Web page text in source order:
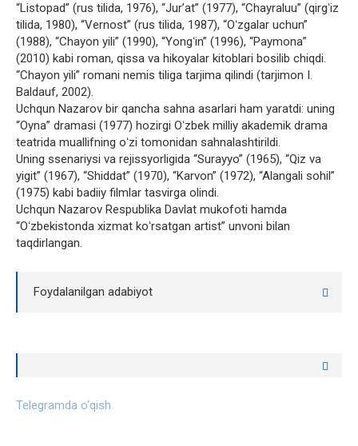
“Listopad” (rus tilida, 1976), “Jurʼat” (1977), “Chayraluu” (qirgʻiz
tilida, 1980), “Vernost” (rus tilida, 1987), “Oʻzgalar uchun”
(1988), “Chayon yili” (1990), “Yongʻin” (1996), “Paymona”
(2010) kabi roman, qissa va hikoyalar kitoblari bosilib chiqdi.
“Chayon yili” romani nemis tiliga tarjima qilindi (tarjimon I.
Baldauf, 2002).
Uchqun Nazarov bir qancha sahna asarlari ham yaratdi: uning
“Oyna” dramasi (1977) hozirgi Oʻzbek milliy akademik drama
teatrida muallifning oʻzi tomonidan sahnalashtirildi.
Uning ssenariysi va rejissyorligida “Surayyo” (1965), “Qiz va
yigit” (1967), “Shiddat” (1970), “Karvon” (1972), “Alangali sohil”
(1975) kabi badiiy filmlar tasvirga olindi.
Uchqun Nazarov Respublika Davlat mukofoti hamda
“Oʻzbekistonda xizmat koʻrsatgan artist” unvoni bilan
taqdirlangan.
Foydalanilgan adabiyot
Telegramda o‘qish